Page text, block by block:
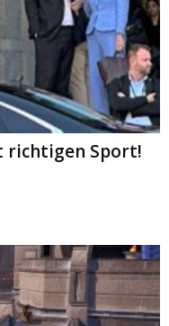
richtigen Sport!